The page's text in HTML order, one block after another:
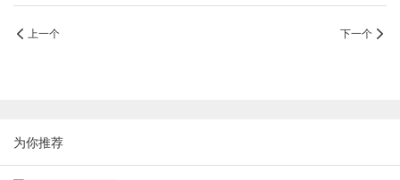
上一个 下一个
为你推荐